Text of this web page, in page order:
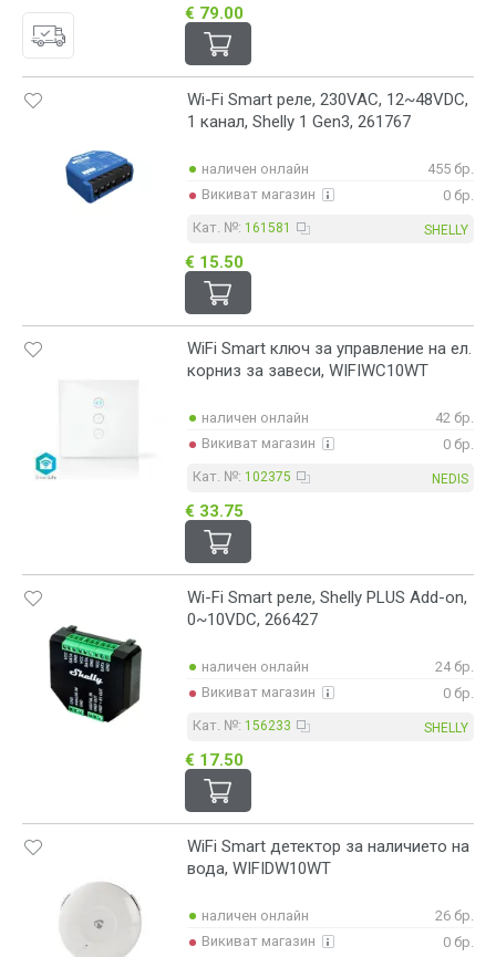
€ 79.00
Wi-Fi Smart реле, 230VAC, 12~48VDC,
1 канал, Shelly 1 Gen3, 261767
наличен онлайн
455 бр.
Викиват магазин
0 бр.
Кат. №: 161581 SHELLY
€ 15.50
WiFi Smart ключ за управление на ел.
корниз за завеси, WIFIWC10WT
наличен онлайн
42 бр.
Викиват магазин
0 бр.
Кат. №: 102375 NEDIS
€ 33.75
Wi-Fi Smart реле, Shelly PLUS Add-on,
0~10VDC, 266427
наличен онлайн
24 бр.
Викиват магазин
0 бр.
Кат. №: 156233 SHELLY
€ 17.50
WiFi Smart детектор за наличието на
вода, WIFIDW10WT
наличен онлайн
26 бр.
Викиват магазин
0 бр.